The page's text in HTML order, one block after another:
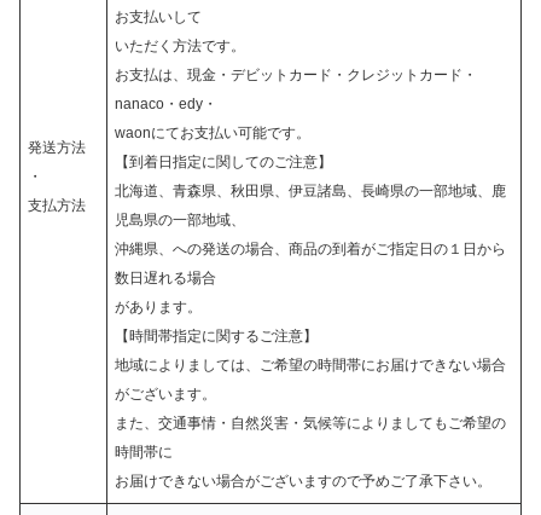
発送方法
・
支払方法
お支払いして
いただく方法です。
お支払は、現金・デビットカード・クレジットカード・
nanaco・edy・
waonにてお支払い可能です。
【到着日指定に関してのご注意】
北海道、青森県、秋田県、伊豆諸島、長崎県の一部地域、鹿
児島県の一部地域、
沖縄県、への発送の場合、商品の到着がご指定日の１日から
数日遅れる場合
があります。
【時間帯指定に関するご注意】
地域によりましては、ご希望の時間帯にお届けできない場合
がございます。
また、交通事情・自然災害・気候等によりましてもご希望の
時間帯に
お届けできない場合がございますので予めご了承下さい。